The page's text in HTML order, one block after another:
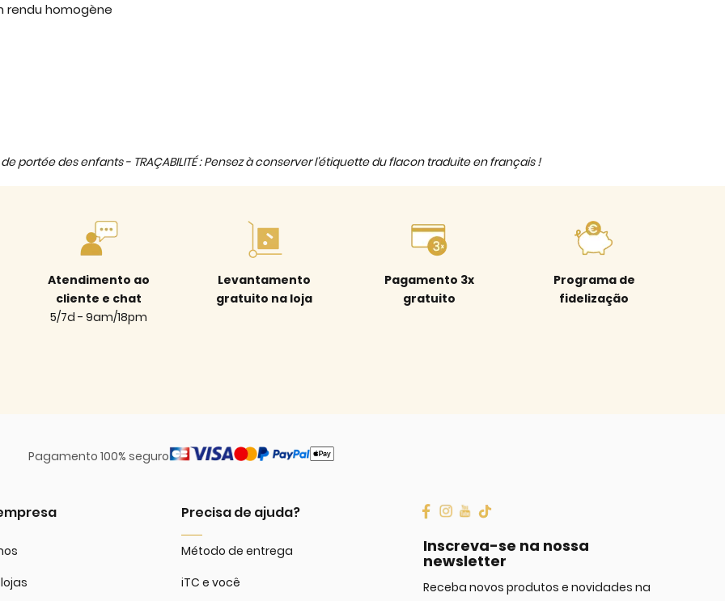
rendu homogène
portée des enfants - TRAÇABILITÉ : Pensez à conserver l'étiquette du flacon traduite en français !
Atendimento ao
cliente e chat
5/7d - 9am/18pm
Levantamento
gratuito na loja
Pagamento 3x
gratuito
Programa de
fidelização
Pagamento 100% seguro
Precisa de ajuda?
Método de entrega
iTC e você
Inscreva-se na nossa
newsletter
Receba novos produtos e novidades na